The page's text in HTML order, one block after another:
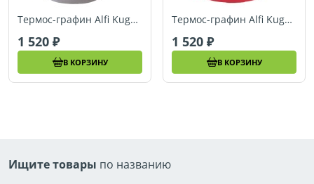
Термос-графин Alfi Kugel silver 1,0 L
1 520
В КОРЗИНУ
Термос-графин Alfi Kugel frosted red 1,0 L
1 520
В КОРЗИНУ
Ищите товары по названию